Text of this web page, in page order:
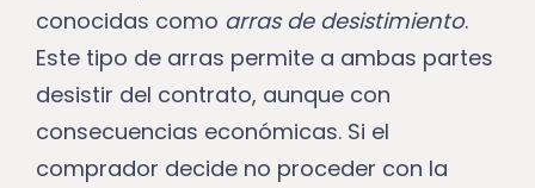
conocidas como arras de desistimiento.
Este tipo de arras permite a ambas partes
desistir del contrato, aunque con
consecuencias económicas. Si el
comprador decide no proceder con la